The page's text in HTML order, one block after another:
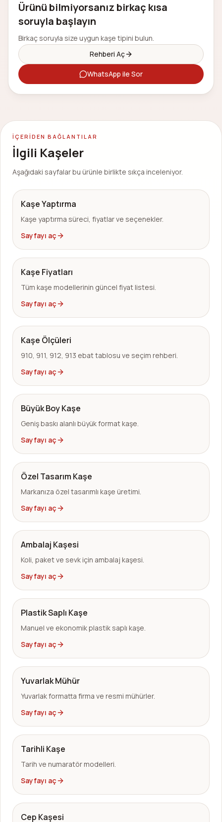
Ürünü bilmiyorsanız birkaç kısa
soruyla başlayın
Birkaç soruyla size uygun kaşe tipini bulun.
Rehberi Aç
WhatsApp ile Sor
İÇERIDEN BAĞLANTILAR
İlgili Kaşeler
Aşağıdaki sayfalar bu ürünle birlikte sıkça inceleniyor.
Kaşe Yaptırma
Kaşe yaptırma süreci, fiyatlar ve seçenekler.
Sayfayı aç
Kaşe Fiyatları
Tüm kaşe modellerinin güncel fiyat listesi.
Sayfayı aç
Kaşe Ölçüleri
910, 911, 912, 913 ebat tablosu ve seçim rehberi.
Sayfayı aç
Büyük Boy Kaşe
Geniş baskı alanlı büyük format kaşe.
Sayfayı aç
Özel Tasarım Kaşe
Markanıza özel tasarımlı kaşe üretimi.
Sayfayı aç
Ambalaj Kaşesi
Koli, paket ve sevk için ambalaj kaşesi.
Sayfayı aç
Plastik Saplı Kaşe
Manuel ve ekonomik plastik saplı kaşe.
Sayfayı aç
Yuvarlak Mühür
Yuvarlak formatta firma ve resmi mühürler.
Sayfayı aç
Tarihli Kaşe
Tarih ve numaratör modelleri.
Sayfayı aç
Cep Kaşesi